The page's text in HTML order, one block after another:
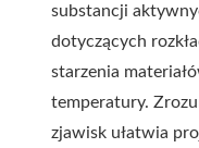
substancji
dotyczących
starzenia
temperatury.
zjawisk ułatwia